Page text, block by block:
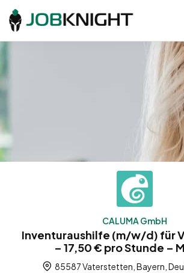
CALUMA GmbH
Inventuraushilfe (m/w/d) für
– 17,50 € pro Stunde –
85587 Vaterstetten, Bayern,